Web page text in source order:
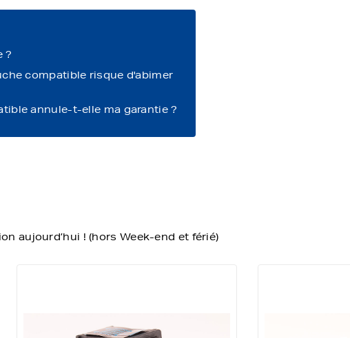
?
compatible risque d'abimer
annule-t-elle ma garantie ?
aujourd’hui ! (hors Week-end et férié)